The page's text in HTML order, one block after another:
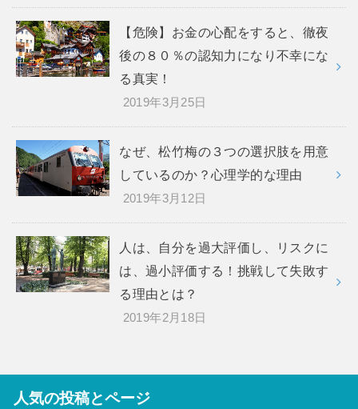
【危険】お金の心配をすると、徹夜
後の８０％の認知力になり不幸にな
る真実！
2019年3月25日
なぜ、松竹梅の３つの選択肢を用意
しているのか？心理学的な理由
2019年3月12日
人は、自分を過大評価し、リスクに
は、過小評価する！挑戦して失敗す
る理由とは？
2019年2月18日
人気の投稿とページ